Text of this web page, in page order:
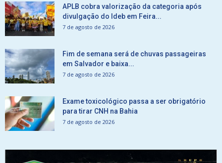
APLB cobra valorização da categoria após
divulgação do Ideb em Feira...
7 de agosto de 2026
Fim de semana será de chuvas passageiras
em Salvador e baixa...
7 de agosto de 2026
Exame toxicológico passa a ser obrigatório
para tirar CNH na Bahia
7 de agosto de 2026